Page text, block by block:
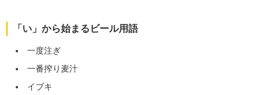
「い」から始まるビール用語
一度注ぎ
一番搾り麦汁
イブキ